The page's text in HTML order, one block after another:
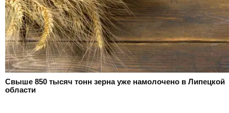
Свыше 850 тысяч тонн зерна уже намолочено в Липецкой
области